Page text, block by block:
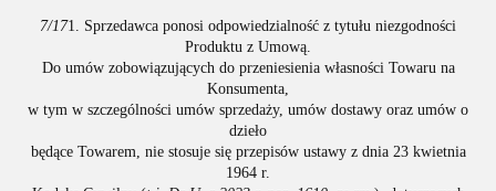
7/171. Sprzedawca ponosi odpowiedzialność z tytułu niezgodności
Produktu z Umową.
Do umów zobowiązujących do przeniesienia własności Towaru na
Konsumenta,
w tym w szczególności umów sprzedaży, umów dostawy oraz umów o
dzieło
będące Towarem, nie stosuje się przepisów ustawy z dnia 23 kwietnia
1964 r.